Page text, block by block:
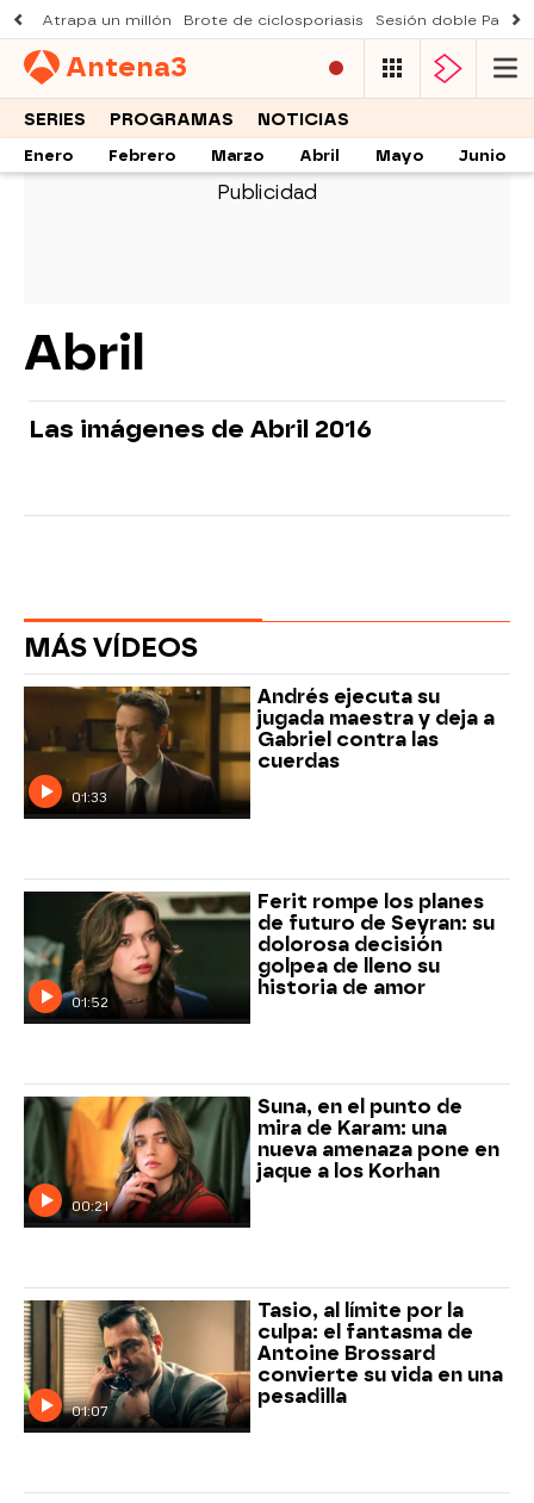
Atrapa un millón Brote de ciclosporiasis Sesión doble
Antena3
SERIES PROGRAMAS NOTICIAS
Enero Febrero Marzo Abril Mayo Junio
Abril
Las imágenes de Abril 2016
MÁS VÍDEOS
01:33
Andrés ejecuta su
jugada maestra y deja a
Gabriel contra las
cuerdas
01:52
Ferit rompe los planes
de futuro de Seyran: su
dolorosa decisión
golpea de lleno su
historia de amor
00:21
Suna, en el punto de
mira de Karam: una
nueva amenaza pone en
jaque a los Korhan
01:07
Tasio, al límite por la
culpa: el fantasma de
Antoine Brossard
convierte su vida en una
pesadilla